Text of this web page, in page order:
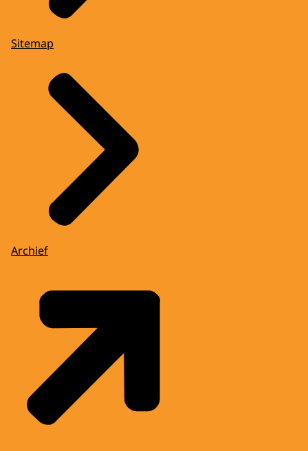
Sitemap
Archief